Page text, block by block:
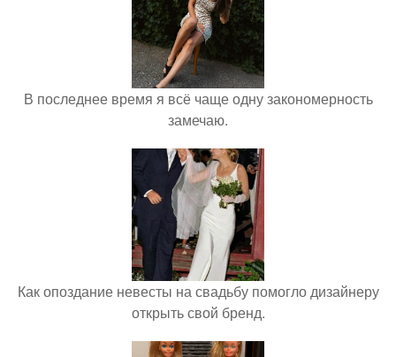
В последнее время я всё чаще одну закономерность
замечаю.
Как опоздание невесты на свадьбу помогло дизайнеру
открыть свой бренд.